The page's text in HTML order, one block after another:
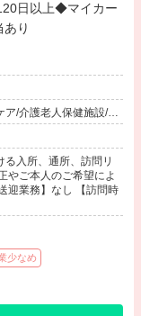
り
ア/介護老人保健施設/シ
ハ）
入所、通所、訪問リ
やご本人のご希望によ
迎業務】なし 【訪問時
少なめ